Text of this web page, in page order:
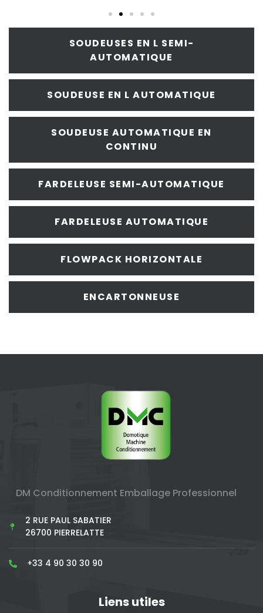
SOUDEUSES EN L SEMI-
AUTOMATIQUE
SOUDEUSE EN L AUTOMATIQUE
SOUDEUSE AUTOMATIQUE EN
CONTINU
FARDELEUSE SEMI-AUTOMATIQUE
FARDELEUSE AUTOMATIQUE
FLOWPACK HORIZONTALE
ENCARTONNEUSE
DM Conditionnement Emballage Professionnel
2 RUE PAUL SABATIER
26700 PIERRELATTE
+33 4 90 30 30 90
Liens utiles